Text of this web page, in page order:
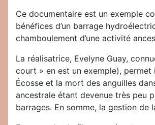
Ce documentaire est un exemple
bénéfices d’un barrage
chamboulement d’une activité
La réalisatrice, Evelyne Guay,
court » en est un exemple), permet
Écosse et la mort des anguilles
ancestrale étant devenue très peu
barrages. En somme, la gestion de